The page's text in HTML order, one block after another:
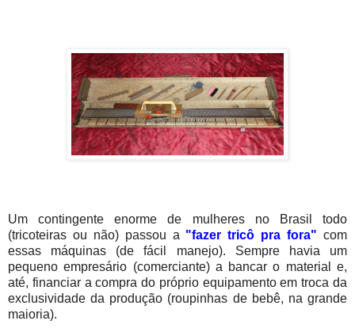
Um contingente enorme de mulheres no Brasil todo
(tricoteiras ou não) passou a "fazer tricô pra fora" com
essas máquinas (de fácil manejo). Sempre havia um
pequeno empresário (comerciante) a bancar o material e,
até, financiar a compra do próprio equipamento em troca da
exclusividade da produção (roupinhas de bebê, na grande
maioria).